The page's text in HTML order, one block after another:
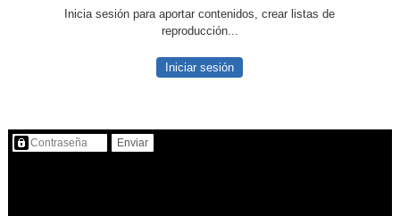
Inicia sesión para aportar contenidos, crear listas de
reproducción...
Iniciar sesión
Contenido protegido…